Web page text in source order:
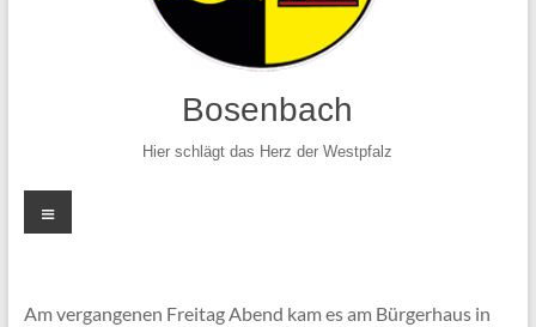
Bosenbach
Hier schlägt das Herz der Westpfalz
Menü
Am vergangenen Freitag Abend kam es am Bürgerhaus in